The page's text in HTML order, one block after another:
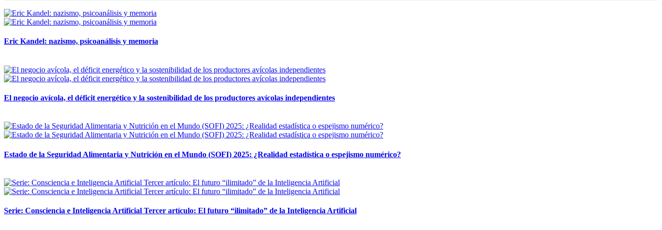
Eric Kandel: nazismo, psicoanálisis y memoria
El negocio avícola, el déficit energético y la sostenibilidad de los productores avícolas independientes
Estado de la Seguridad Alimentaria y Nutrición en el Mundo (SOFI) 2025: ¿Realidad estadística o espejismo numérico?
Serie: Consciencia e Inteligencia Artificial Tercer artículo: El futuro “ilimitado” de la Inteligencia Artificial